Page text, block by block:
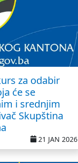
za odabir
će se
i srednjim
Skupština
21 JAN 2026